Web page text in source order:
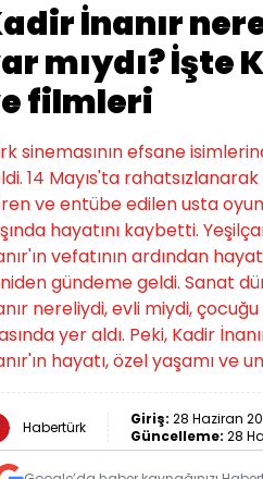
İnanır
mıydı? İşte
filmleri
sinemasının efsane
14 Mayıs'ta
ve entübe edilen usta
hayatını kaybetti.
vefatının ardından
gündeme geldi. Sanat
nereliydi, evli miydi,
yer aldı. Peki, Kadir
hayatı, özel yaşamı ve
Habertürk Giriş: 28 Haziran
Güncelleme: 28